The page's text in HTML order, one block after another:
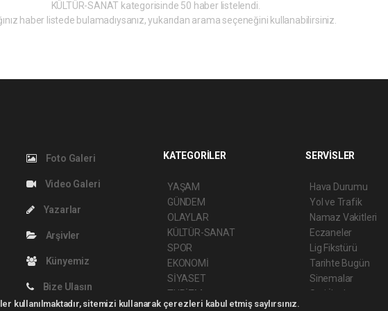
KÜLTÜR-SANAT kategorisinde 50 haber listelendi.
haber listede bulamadıysanız, yukarıdan arama seçeneğini kullanabilirsiniz.
sitemizi kullanarak çerezleri kabul etmiş saylırsınız.
Foto Galeri
Video Galeri
Yazarlar
Arşivler
Künyemiz
Bize Ulaşın
KATEGORİLER
YAŞAM
GÜNDEM
OLAYLAR
KÜLTÜR-SANAT
SPOR
EKONOMİ
SİYASET
TURİZM
SERVİSLER
Hava Durumu
Yol ve Trafik
Namaz Vakitleri
Eczaneler
Lig Fikstürü
Tarihte Bugün
Sinemalar
Seri İlanlar